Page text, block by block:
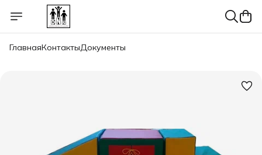
ГлавнаяКонтактыДокументы